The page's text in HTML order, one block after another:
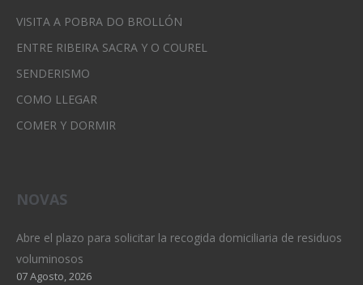
VISITA A POBRA DO BROLLÓN
ENTRE RIBEIRA SACRA Y O COUREL
SENDERISMO
COMO LLEGAR
COMER Y DORMIR
NOVAS
Abre el plazo para solicitar la recogida domiciliaria de residuos
voluminosos
07 Agosto, 2026